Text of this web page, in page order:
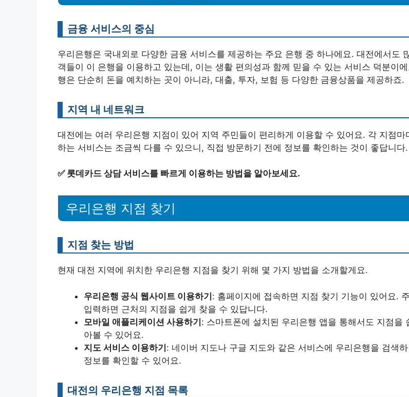
금융 서비스의 중심
우리은행은 국내외로 다양한 금융 서비스를 제공하는 주요 은행 중 하나에요. 대전에서도
객들이 이 은행을 이용하고 있는데, 이는 생활 편의성과 함께 믿을 수 있는 서비스 덕분이
행은 단순히 돈을 예치하는 곳이 아니라, 대출, 투자, 보험 등 다양한 금융상품을 제공하죠.
지역 내 네트워크
대전에는 여러 우리은행 지점이 있어 지역 주민들이 편리하게 이용할 수 있어요. 각 지점마
하는 서비스는 조금씩 다를 수 있으니, 직접 방문하기 전에 정보를 확인하는 것이 좋답니다.
✅ 롯데카드 상담 서비스를 빠르게 이용하는 방법을 알아보세요.
우리은행 지점 찾기
지점 찾는 방법
현재 대전 지역에 위치한 우리은행 지점을 찾기 위해 몇 가지 방법을 소개할게요.
우리은행 공식 웹사이트 이용하기: 홈페이지에 접속하면 지점 찾기 기능이 있어요.
입력하면 근처의 지점을 쉽게 찾을 수 있답니다.
모바일 애플리케이션 사용하기: 스마트폰에 설치된 우리은행 앱을 통해서도 지점을
아볼 수 있어요.
지도 서비스 이용하기: 네이버 지도나 구글 지도와 같은 서비스에 우리은행을 검색
정보를 확인할 수 있어요.
대전의 우리은행 지점 목록